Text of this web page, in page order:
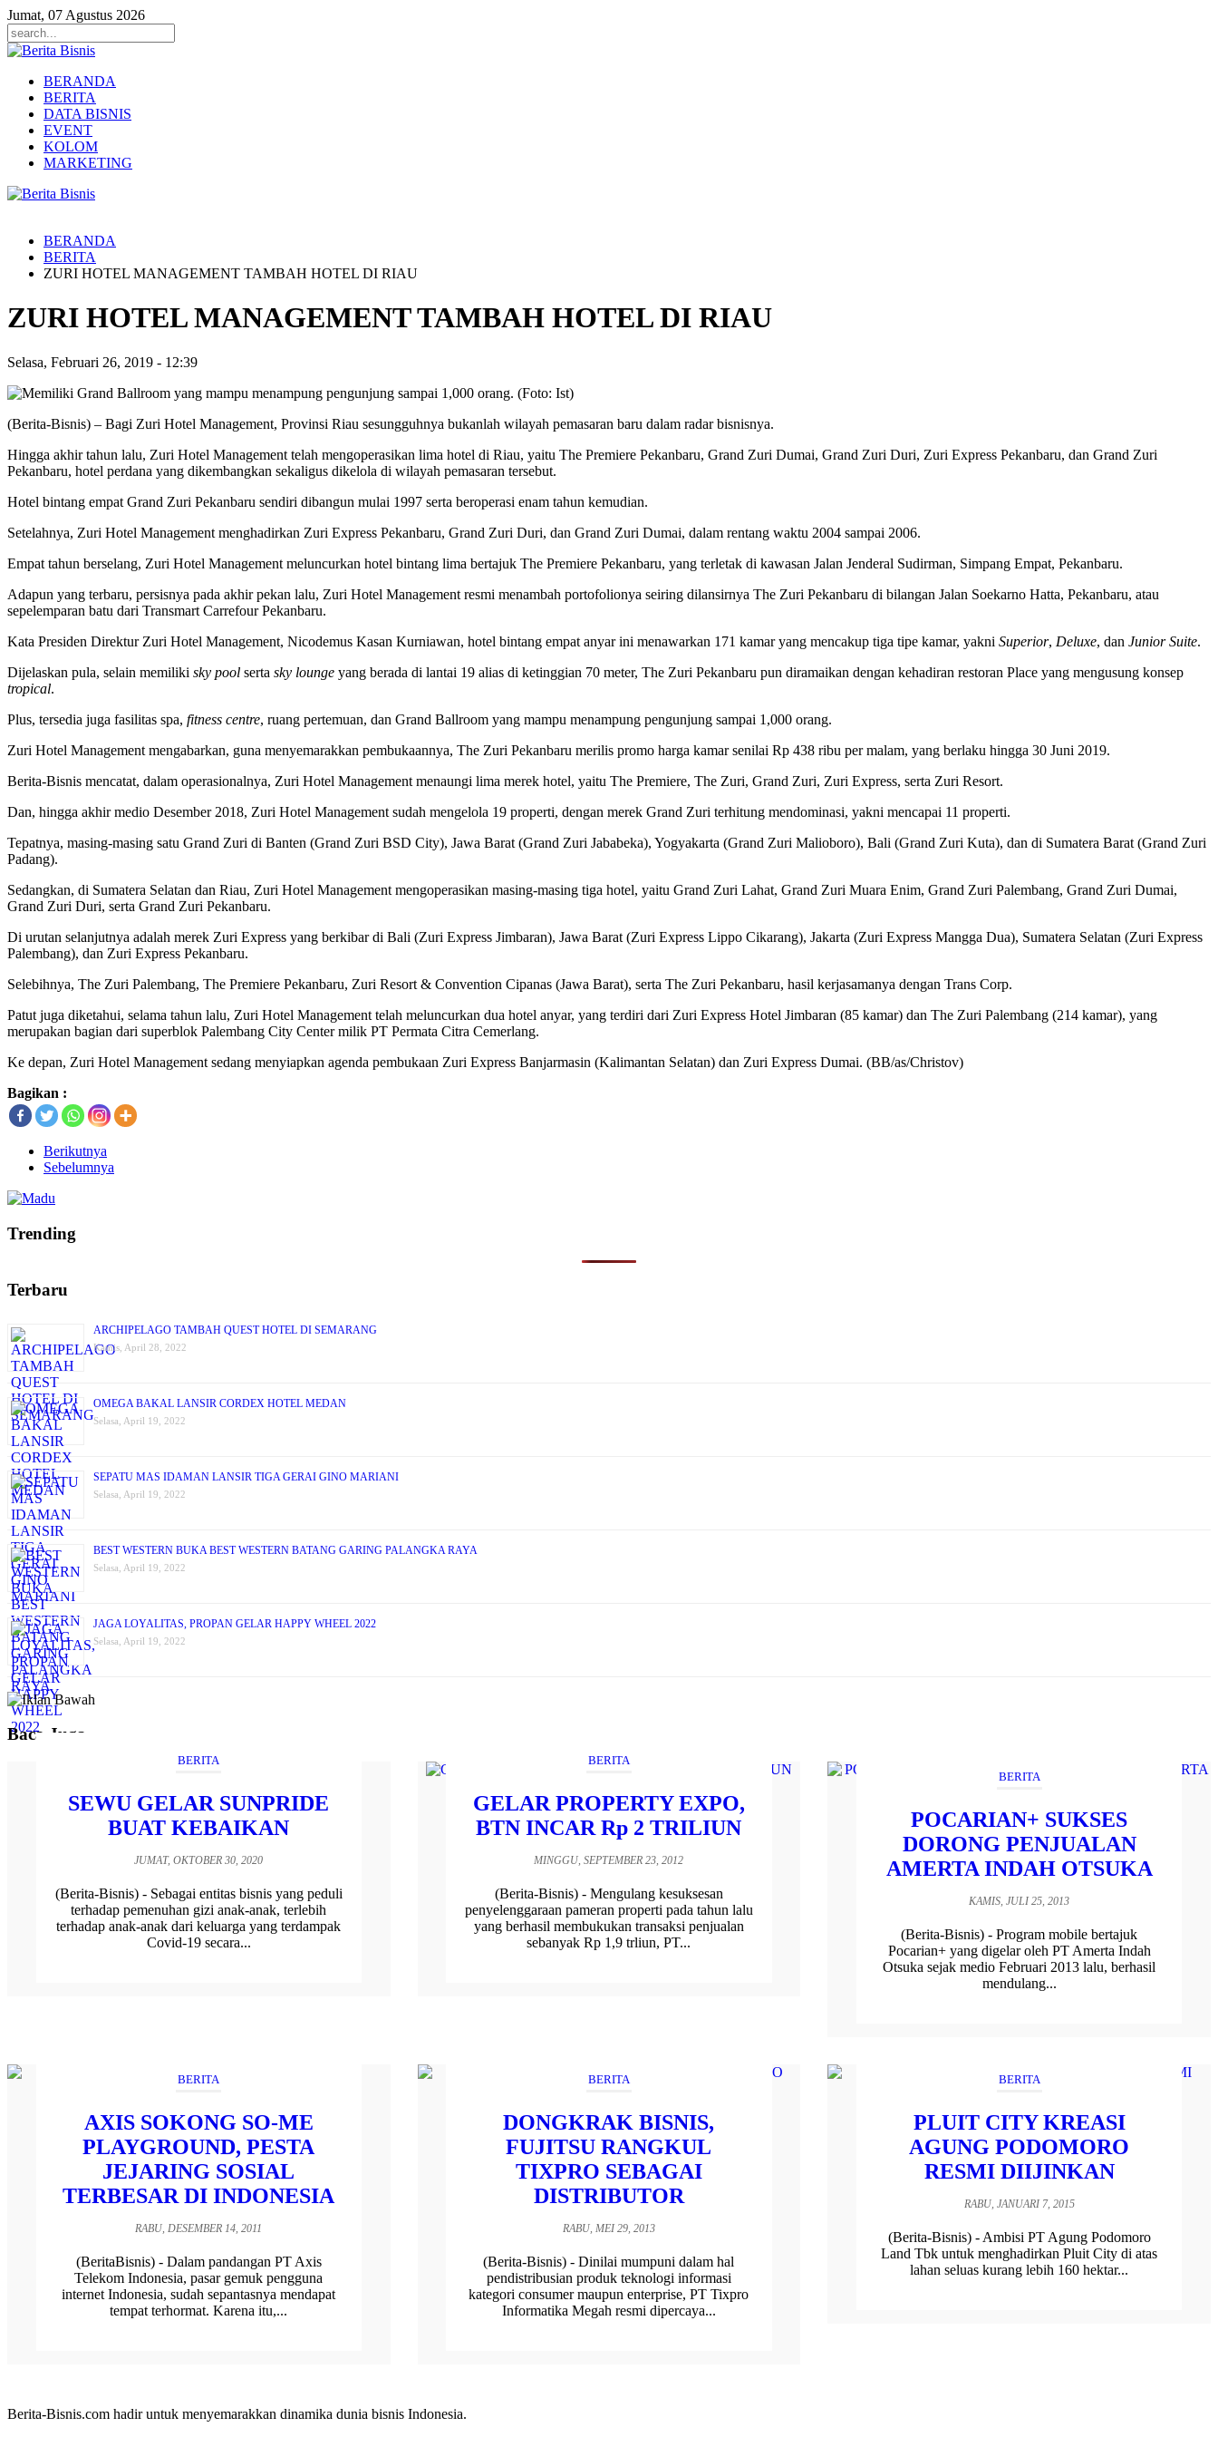
Jumat, 07 Agustus 2026
BERANDA
BERITA
DATA BISNIS
EVENT
KOLOM
MARKETING
BERANDA
BERITA
ZURI HOTEL MANAGEMENT TAMBAH HOTEL DI RIAU
ZURI HOTEL MANAGEMENT TAMBAH HOTEL DI RIAU
Selasa, Februari 26, 2019 - 12:39
(Berita-Bisnis) – Bagi Zuri Hotel Management, Provinsi Riau sesungguhnya bukanlah wilayah pemasaran baru dalam radar bisnisnya.
Hingga akhir tahun lalu, Zuri Hotel Management telah mengoperasikan lima hotel di Riau, yaitu The Premiere Pekanbaru, Grand Zuri Dumai, Grand Zuri Duri, Zuri Express Pekanbaru, dan Grand Zuri
Pekanbaru, hotel perdana yang dikembangkan sekaligus dikelola di wilayah pemasaran tersebut.
Hotel bintang empat Grand Zuri Pekanbaru sendiri dibangun mulai 1997 serta beroperasi enam tahun kemudian.
Setelahnya, Zuri Hotel Management menghadirkan Zuri Express Pekanbaru, Grand Zuri Duri, dan Grand Zuri Dumai, dalam rentang waktu 2004 sampai 2006.
Empat tahun berselang, Zuri Hotel Management meluncurkan hotel bintang lima bertajuk The Premiere Pekanbaru, yang terletak di kawasan Jalan Jenderal Sudirman, Simpang Empat, Pekanbaru.
Adapun yang terbaru, persisnya pada akhir pekan lalu, Zuri Hotel Management resmi menambah portofolionya seiring dilansirnya The Zuri Pekanbaru di bilangan Jalan Soekarno Hatta, Pekanbaru, atau
sepelemparan batu dari Transmart Carrefour Pekanbaru.
Kata Presiden Direktur Zuri Hotel Management, Nicodemus Kasan Kurniawan, hotel bintang empat anyar ini menawarkan 171 kamar yang mencakup tiga tipe kamar, yakni Superior, Deluxe, dan Junior Suite.
Dijelaskan pula, selain memiliki sky pool serta sky lounge yang berada di lantai 19 alias di ketinggian 70 meter, The Zuri Pekanbaru pun diramaikan dengan kehadiran restoran Place yang mengusung konsep
tropical.
Plus, tersedia juga fasilitas spa, fitness centre, ruang pertemuan, dan Grand Ballroom yang mampu menampung pengunjung sampai 1,000 orang.
Zuri Hotel Management mengabarkan, guna menyemarakkan pembukaannya, The Zuri Pekanbaru merilis promo harga kamar senilai Rp 438 ribu per malam, yang berlaku hingga 30 Juni 2019.
Berita-Bisnis mencatat, dalam operasionalnya, Zuri Hotel Management menaungi lima merek hotel, yaitu The Premiere, The Zuri, Grand Zuri, Zuri Express, serta Zuri Resort.
Dan, hingga akhir medio Desember 2018, Zuri Hotel Management sudah mengelola 19 properti, dengan merek Grand Zuri terhitung mendominasi, yakni mencapai 11 properti.
Tepatnya, masing-masing satu Grand Zuri di Banten (Grand Zuri BSD City), Jawa Barat (Grand Zuri Jababeka), Yogyakarta (Grand Zuri Malioboro), Bali (Grand Zuri Kuta), dan di Sumatera Barat (Grand Zuri
Padang).
Sedangkan, di Sumatera Selatan dan Riau, Zuri Hotel Management mengoperasikan masing-masing tiga hotel, yaitu Grand Zuri Lahat, Grand Zuri Muara Enim, Grand Zuri Palembang, Grand Zuri Dumai,
Grand Zuri Duri, serta Grand Zuri Pekanbaru.
Di urutan selanjutnya adalah merek Zuri Express yang berkibar di Bali (Zuri Express Jimbaran), Jawa Barat (Zuri Express Lippo Cikarang), Jakarta (Zuri Express Mangga Dua), Sumatera Selatan (Zuri Express
Palembang), dan Zuri Express Pekanbaru.
Selebihnya, The Zuri Palembang, The Premiere Pekanbaru, Zuri Resort & Convention Cipanas (Jawa Barat), serta The Zuri Pekanbaru, hasil kerjasamanya dengan Trans Corp.
Patut juga diketahui, selama tahun lalu, Zuri Hotel Management telah meluncurkan dua hotel anyar, yang terdiri dari Zuri Express Hotel Jimbaran (85 kamar) dan The Zuri Palembang (214 kamar), yang
merupakan bagian dari superblok Palembang City Center milik PT Permata Citra Cemerlang.
Ke depan, Zuri Hotel Management sedang menyiapkan agenda pembukaan Zuri Express Banjarmasin (Kalimantan Selatan) dan Zuri Express Dumai. (BB/as/Christov)
Bagikan :
Berikutnya
Sebelumnya
Trending
Terbaru
ARCHIPELAGO TAMBAH QUEST HOTEL DI SEMARANG
Kamis, April 28, 2022
OMEGA BAKAL LANSIR CORDEX HOTEL MEDAN
Selasa, April 19, 2022
SEPATU MAS IDAMAN LANSIR TIGA GERAI GINO MARIANI
Selasa, April 19, 2022
BEST WESTERN BUKA BEST WESTERN BATANG GARING PALANGKA RAYA
Selasa, April 19, 2022
JAGA LOYALITAS, PROPAN GELAR HAPPY WHEEL 2022
Selasa, April 19, 2022
Baca Juga
BERITA
SEWU GELAR SUNPRIDE
BUAT KEBAIKAN
JUMAT, OKTOBER 30, 2020
(Berita-Bisnis) - Sebagai entitas bisnis yang peduli
terhadap pemenuhan gizi anak-anak, terlebih
terhadap anak-anak dari keluarga yang terdampak
Covid-19 secara...
BERITA
GELAR PROPERTY EXPO,
BTN INCAR Rp 2 TRILIUN
MINGGU, SEPTEMBER 23, 2012
(Berita-Bisnis) - Mengulang kesuksesan
penyelenggaraan pameran properti pada tahun lalu
yang berhasil membukukan transaksi penjualan
sebanyak Rp 1,9 trliun, PT...
BERITA
POCARIAN+ SUKSES
DORONG PENJUALAN
AMERTA INDAH OTSUKA
KAMIS, JULI 25, 2013
(Berita-Bisnis) - Program mobile bertajuk
Pocarian+ yang digelar oleh PT Amerta Indah
Otsuka sejak medio Februari 2013 lalu, berhasil
mendulang...
BERITA
AXIS SOKONG SO-ME
PLAYGROUND, PESTA
JEJARING SOSIAL
TERBESAR DI INDONESIA
RABU, DESEMBER 14, 2011
(BeritaBisnis) - Dalam pandangan PT Axis
Telekom Indonesia, pasar gemuk pengguna
internet Indonesia, sudah sepantasnya mendapat
tempat terhormat. Karena itu,...
BERITA
DONGKRAK BISNIS,
FUJITSU RANGKUL
TIXPRO SEBAGAI
DISTRIBUTOR
RABU, MEI 29, 2013
(Berita-Bisnis) - Dinilai mumpuni dalam hal
pendistribusian produk teknologi informasi
kategori consumer maupun enterprise, PT Tixpro
Informatika Megah resmi dipercaya...
BERITA
PLUIT CITY KREASI
AGUNG PODOMORO
RESMI DIIJINKAN
RABU, JANUARI 7, 2015
(Berita-Bisnis) - Ambisi PT Agung Podomoro
Land Tbk untuk menghadirkan Pluit City di atas
lahan seluas kurang lebih 160 hektar...
Berita-Bisnis.com hadir untuk menyemarakkan dinamika dunia bisnis Indonesia.